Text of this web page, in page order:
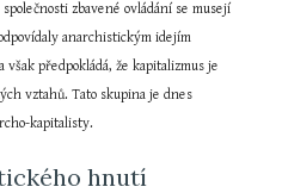
zbavené ovládání se musejí
anarchistickým idejím
však předpokládá, že kapitalizmus je
vztahů. Tato skupina je dnes
kapitalisty.
hnutí